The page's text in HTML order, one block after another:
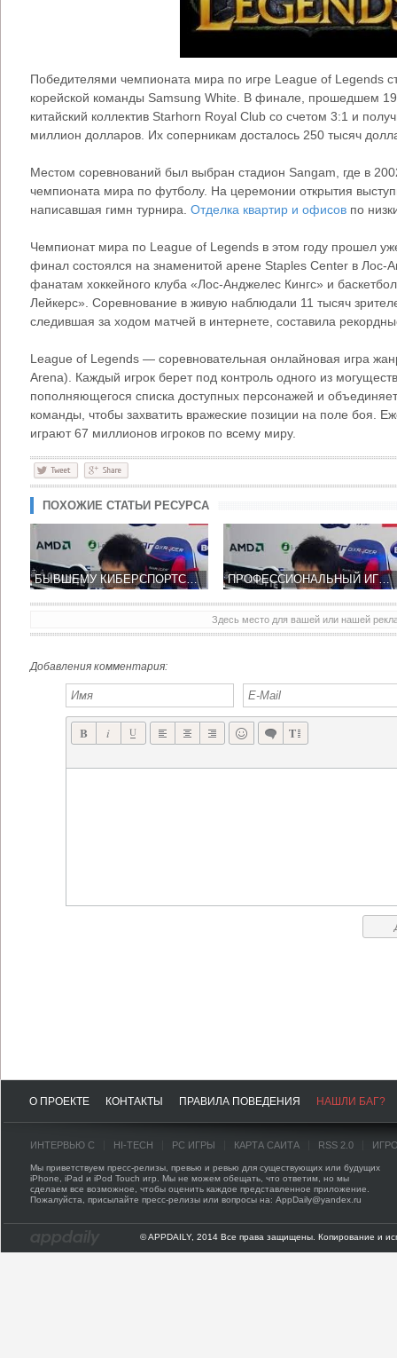
Победителями чемпионата мира по игре League of Legends
корейской команды Samsung White. В финале, прошедшем
китайский коллектив Starhorn Royal Club со счетом 3:1 и
миллион долларов. Их соперникам досталось 250 тысяч
Местом соревнований был выбран стадион Sangam, где в
чемпионата мира по футболу. На церемонии открытия
написавшая гимн турнира. Отделка квартир и офисов по
Чемпионат мира по League of Legends в этом году прошел
финал состоялся на знаменитой арене Staples Center в Лос-
фанатам хоккейного клуба «Лос-Анджелес Кингс» и
Лейкерс». Соревнование в живую наблюдали 11 тысяч
следившая за ходом матчей в интернете, составила
League of Legends — соревновательная онлайновая игра
Arena). Каждый игрок берет под контроль одного из
пополняющегося списка доступных персонажей и
команды, чтобы захватить вражеские позиции на поле боя.
играют 67 миллионов игроков по всему миру.
ПОХОЖИЕ СТАТЬИ РЕСУРСА
БЫВШЕМУ КИБЕРСПОРТСМЕНУ БУДУТ ПЛАТИТЬ 800 ТЫСЯЧ ДОЛЛАРОВ В ГОД ПРОФЕССИОНАЛЬНЫЙ ИГРОК LEAGUE OF LEGENDS ВЕРНЕТСЯ В КАЧЕСТВЕ СТРИМЕРА ЗА 800 ТЫСЯЧ ДОЛЛАРОВ В ГОД
Здесь место для вашей или нашей
Добавления комментария:
О ПРОЕКТЕ КОНТАКТЫ ПРАВИЛА ПОВЕДЕНИЯ НАШЛИ БАГ?
ИНТЕРВЬЮ С HI-TECH PC ИГРЫ КАРТА САЙТА RSS 2.0
Мы приветствуем пресс-релизы, превью и ревью для существующих или будущих
iPhone, iPad и iPod Touch игр. Мы не можем обещать, что ответим, но мы
сделаем все возможное, чтобы оценить каждое представленное приложение.
Пожалуйста, присылайте пресс-релизы или вопросы на: AppDaily@yandex.ru
© APPDAILY, 2014 Все права защищены. Копирование и